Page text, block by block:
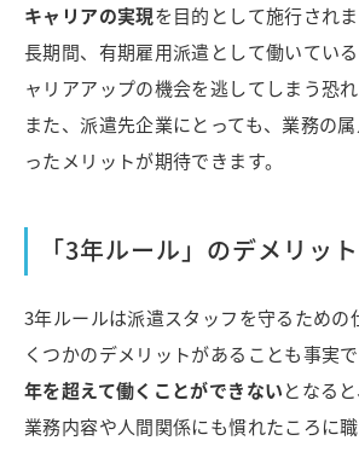
キャリアの実現を目的として施行され
長期間、有期雇用派遣として働いてい
ャリアアップの機会を逃してしまう恐れ
また、派遣先企業にとっても、業務の
ったメリットが期待できます。
「3年ルール」のデメリット
3年ルールは派遣スタッフを守るための
くつかのデメリットがあることも事実で
年を超えて働くことができないとなる
業務内容や人間関係にも慣れたころに